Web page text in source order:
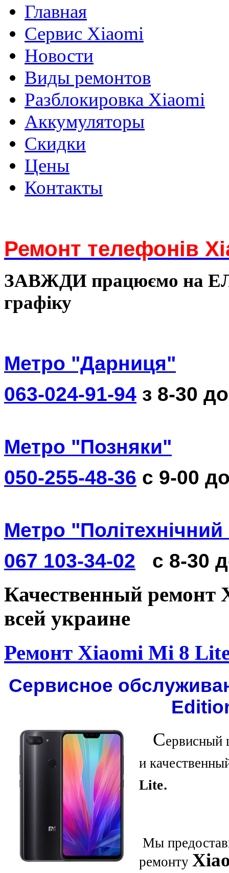
Главная
Сервис Xiaomi
Новости
Виды ремонтов
Разблокировка Xiaomi
Аккумуляторы
Скидки
Цены
Контакты
Ремонт телефонів
ЗАВЖДИ працюємо на
графіку
Метро "Дарниця"
063-024-91-94 з 8-30
Метро "Позняки"
050-255-48-36 с 9-00
Метро "Політехнічний
067 103-34-02
с 8-30
Качественный ремонт
всей украине
Ремонт Xiaomi Mi 8
Сервисное
Сервисный
и
Lite.
Мы
ремонту